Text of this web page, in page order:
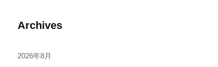
Archives
2026年8月